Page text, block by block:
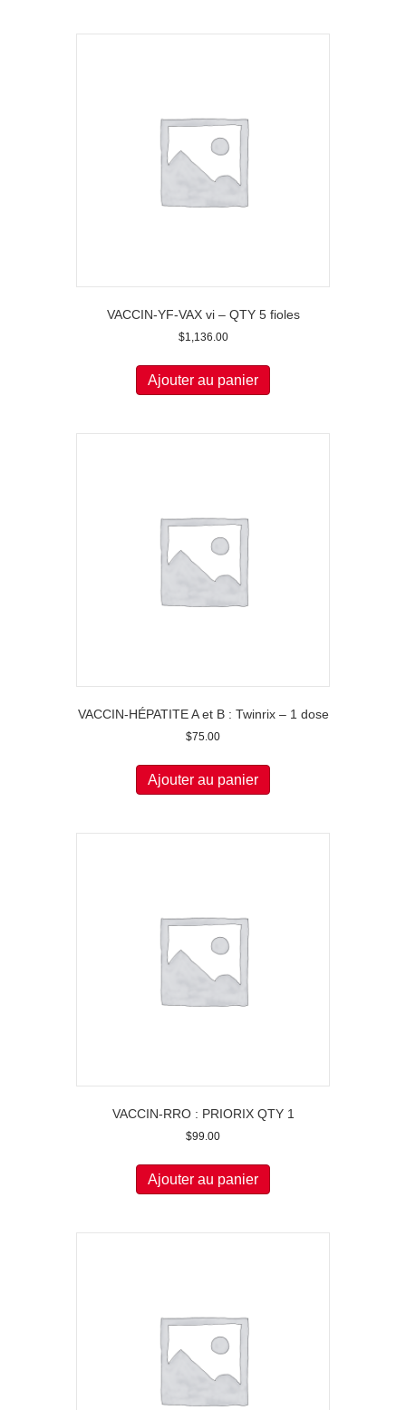
VACCIN-YF-VAX vi – QTY 5 fioles
$1,136.00
Ajouter au panier
VACCIN-HÉPATITE A et B : Twinrix – 1 dose
$75.00
Ajouter au panier
VACCIN-RRO : PRIORIX QTY 1
$99.00
Ajouter au panier